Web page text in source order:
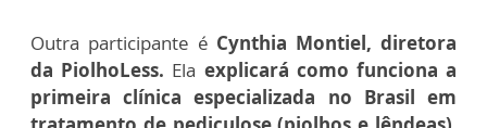
Outra participante é Cynthia Montiel, diretora
da PiolhoLess. Ela explicará como funciona a
primeira clínica especializada no Brasil em